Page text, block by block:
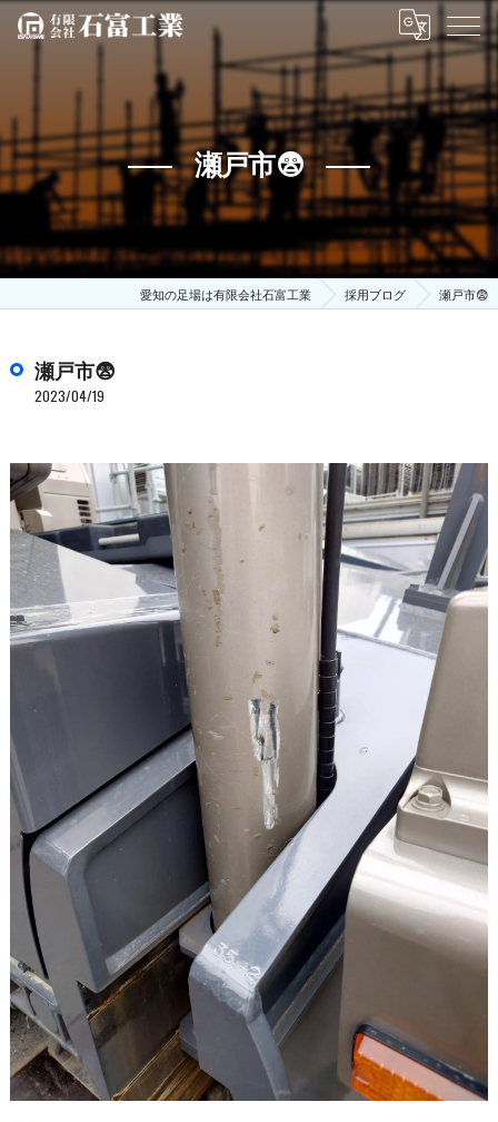
瀬戸市😨
愛知の足場は有限会社石富工業 採用ブログ 瀬戸市😨
瀬戸市😨
2023/04/19